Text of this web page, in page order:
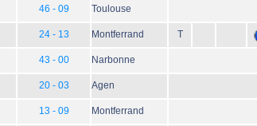
46 - 09 Toulouse
24 - 13 Montferrand T
43 - 00 Narbonne
20 - 03 Agen
13 - 09 Montferrand